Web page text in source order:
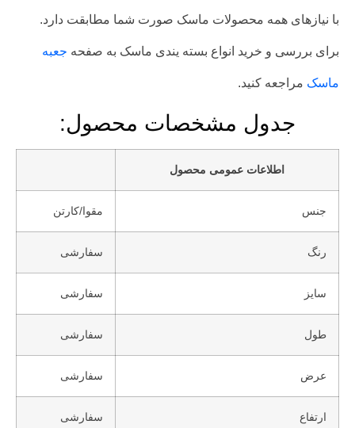
با نیازهای همه محصولات ماسک صورت شما مطابقت دارد.
برای بررسی و خرید انواع بسته یندی ماسک به صفحه جعبه
ماسک مراجعه کنید.
جدول مشخصات محصول:
اطلاعات عمومی محصول
جنس مقوا/کارتن
رنگ سفارشی
سایز سفارشی
طول سفارشی
عرض سفارشی
ارتفاع سفارشی